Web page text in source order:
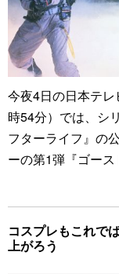
今夜4日の日本テ
時54分）では、シ
フターライフ』の
ーの第1弾『ゴース
コスプレもこれで
上がろう